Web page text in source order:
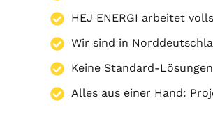
HEJ ENERGI arbeitet
Wir sind in
Keine Standard-
Alles aus einer Hand: